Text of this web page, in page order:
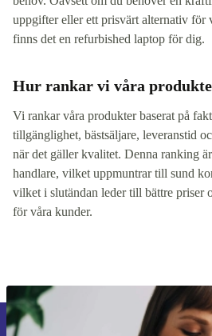
uppgifter eller ett prisvärt alternativ för
finns det en refurbished laptop för dig.
Hur rankar vi våra
Vi rankar våra produkter baserat på
tillgänglighet, bästsäljare, leveranstid
när det gäller kvalitet. Denna ranking
handlare, vilket uppmuntrar till sund
vilket i slutändan leder till bättre priser
för våra kunder.